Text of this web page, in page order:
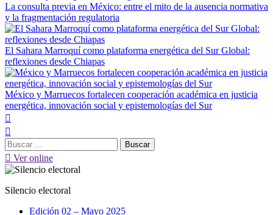
La consulta previa en México: entre el mito de la ausencia normativa
y la fragmentación regulatoria
El Sahara Marroquí como plataforma energética del Sur Global:
reflexiones desde Chiapas
México y Marruecos fortalecen cooperación académica en justicia
energética, innovación social y epistemologías del Sur
Buscar:
Ver online
Silencio electoral
Edición 02 – Mayo 2025